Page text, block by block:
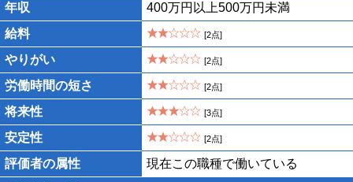
年収
400万円以上500万円未満
給料
[2点]
やりがい [2点]
労働時間の短さ [2点]
将来性 [3点]
安定性 [2点]
評価者の属性
現在この職種で働いている